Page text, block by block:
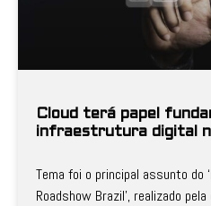
Cloud terá papel
infraestrutura digital
Tema foi o principal assunto do
Roadshow Brazil’, realizado